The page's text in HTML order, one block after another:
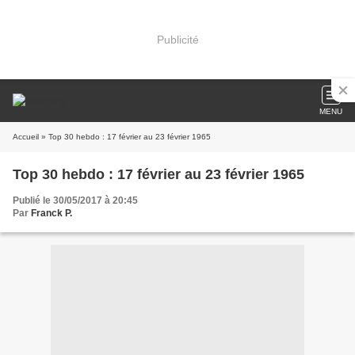
Publicité
MENU
Accueil » Top 30 hebdo : 17 février au 23 février 1965
Top 30 hebdo : 17 février au 23 février 1965
Publié le 30/05/2017 à 20:45
Par Franck P.